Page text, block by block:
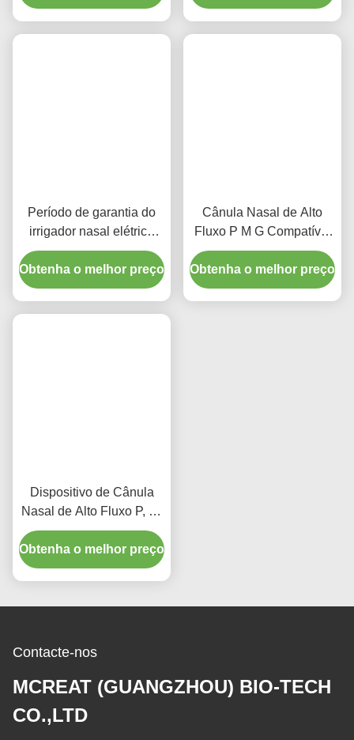
uso médico
Período de garantia do
irrigador nasal elétrico
endotraqueal e
traqueostomia Cinco
anos oferecendo
Obtenha o melhor preço
Cânula Nasal de Alto
Fluxo P M G Compatível
com Vários Fontes de
Oxigênio Ventiladores
Período de Garantia
Obtenha o melhor preço
Dispositivo de Cânula
Nasal de Alto Fluxo P, M,
G Projetado para
Aplicações
Endotraqueais e de
Proporcionando Terapia
Obtenha o melhor preço
Contacte-nos
MCREAT (GUANGZHOU) BIO-TECH
CO.,LTD